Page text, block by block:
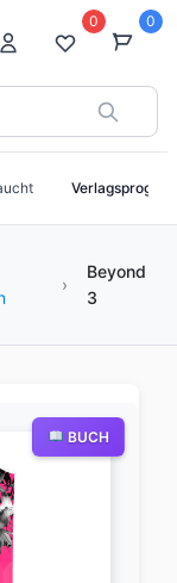
0 0
›
Beyond
3
BUCH